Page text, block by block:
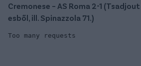
Cremonese – AS Roma 2-1 (Tsadjout
esből, ill. Spinazzola 71.)